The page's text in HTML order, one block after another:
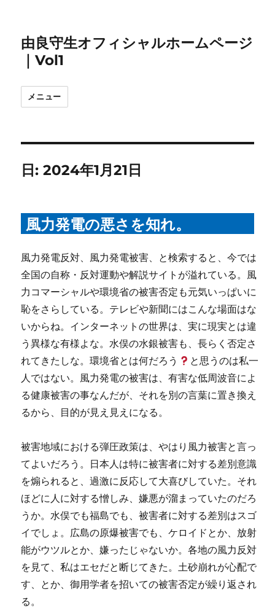
由良守生オフィシャルホームページ
｜Vol1
メニュー
日:2024年1月21日
風力発電の悪さを知れ。
風力発電反対、風力発電被害、と検索すると、今では
全国の自称・反対運動や解説サイトが溢れている。風
力コマーシャルや環境省の被害否定も元気いっぱいに
恥をさらしている。テレビや新聞にはこんな場面はな
いからね。インターネットの世界は、実に現実とは違
う異様な有様よな。水俣の水銀被害も、長らく否定さ
れてきたしな。環境省とは何だろう
と思うのは私一
人ではない。風力発電の被害は、有害な低周波音によ
る健康被害の事なんだが、それを別の言葉に置き換え
るから、目的が見え見えになる。
被害地域における弾圧政策は、やはり風力被害と言っ
てよいだろう。日本人は特に被害者に対する差別意識
を煽られると、過激に反応して大喜びしていた。それ
ほどに人に対する憎しみ、嫌悪が溜まっていたのだろ
うか。水俣でも福島でも、被害者に対する差別はスゴ
イでしょ。広島の原爆被害でも、ケロイドとか、放射
能がウツルとか、嫌ったじゃないか。各地の風力反対
を見て、私はエセだと断じてきた。土砂崩れが心配で
す、とか、御用学者を招いての被害否定が繰り返され
る。